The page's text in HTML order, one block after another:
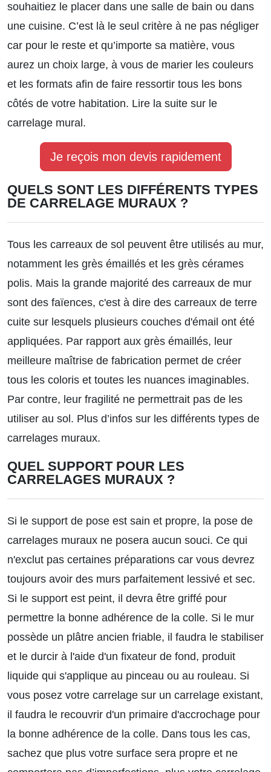
souhaitiez le placer dans une salle de bain ou dans
une cuisine. C’est là le seul critère à ne pas négliger
car pour le reste et qu’importe sa matière, vous
aurez un choix large, à vous de marier les couleurs
et les formats afin de faire ressortir tous les bons
côtés de votre habitation. Lire la suite sur le
carrelage mural.
Je reçois mon devis rapidement
QUELS SONT LES DIFFÉRENTS TYPES
DE CARRELAGE MURAUX ?
Tous les carreaux de sol peuvent être utilisés au mur,
notamment les grès émaillés et les grès cérames
polis. Mais la grande majorité des carreaux de mur
sont des faïences, c'est à dire des carreaux de terre
cuite sur lesquels plusieurs couches d'émail ont été
appliquées. Par rapport aux grès émaillés, leur
meilleure maîtrise de fabrication permet de créer
tous les coloris et toutes les nuances imaginables.
Par contre, leur fragilité ne permettrait pas de les
utiliser au sol. Plus d’infos sur les différents types de
carrelages muraux.
QUEL SUPPORT POUR LES
CARRELAGES MURAUX ?
Si le support de pose est sain et propre, la pose de
carrelages muraux ne posera aucun souci. Ce qui
n'exclut pas certaines préparations car vous devrez
toujours avoir des murs parfaitement lessivé et sec.
Si le support est peint, il devra être griffé pour
permettre la bonne adhérence de la colle. Si le mur
possède un plâtre ancien friable, il faudra le stabiliser
et le durcir à l'aide d'un fixateur de fond, produit
liquide qui s'applique au pinceau ou au rouleau. Si
vous posez votre carrelage sur un carrelage existant,
il faudra le recouvrir d'un primaire d'accrochage pour
la bonne adhérence de la colle. Dans tous les cas,
sachez que plus votre surface sera propre et ne